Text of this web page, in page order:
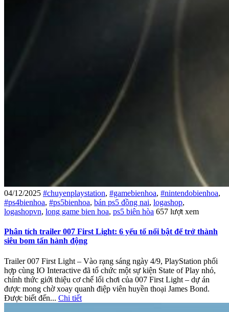
04/12/2025 #chuyenplaystation, #gamebienhoa, #nintendobienhoa,
#ps4bienhoa, #ps5bienhoa, bán ps5 đồng nai, logashop,
logashopvn, long game bien hoa, ps5 biên hòa 657 lượt xem
Phân tích trailer 007 First Light: 6 yếu tố nổi bật để trở thành
siêu bom tấn hành động
Trailer 007 First Light – Vào rạng sáng ngày 4/9, PlayStation phối
hợp cùng IO Interactive đã tổ chức một sự kiện State of Play nhỏ,
chính thức giới thiệu cơ chế lối chơi của 007 First Light – dự án
được mong chờ xoay quanh điệp viên huyền thoại James Bond.
Được biết đến... Chi tiết